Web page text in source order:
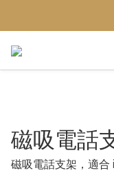
磁吸電話
磁吸電話支架，適合